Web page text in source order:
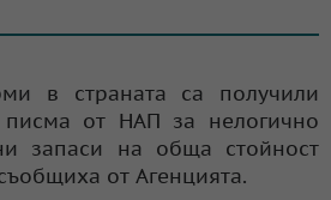
в страната са получили
писма от НАП за нелогично
запаси на обща стойност
от Агенцията.